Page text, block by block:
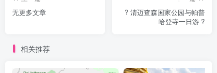
无更多文章
? 清迈查森国家公园与帕普
哈登寺一日游 ?
相关推荐